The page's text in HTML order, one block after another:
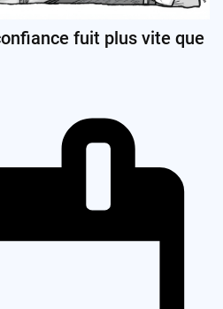
fuit plus vite que